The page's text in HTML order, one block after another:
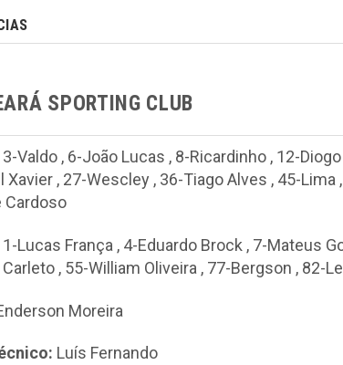
SPORTING CLUB
3-Valdo , 6-João Lucas , 8-Ricardinho , 12-
Xavier , 27-Wescley , 36-Tiago Alves , 45-Lima ,
Cardoso
1-Lucas França , 4-Eduardo Brock , 7-Mateus
, 55-William Oliveira , 77-Bergson , 82-
Moreira
Luís Fernando